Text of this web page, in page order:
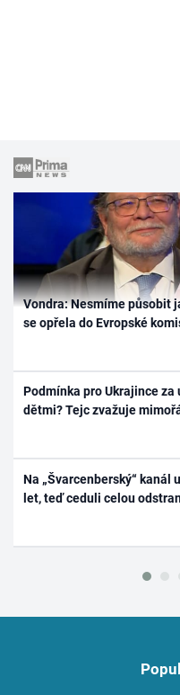
Vondra: Nesmíme působit
se opřela do Evropské
Podmínka pro Ukrajince
dětmi? Tejc zvažuje
Na „Švarcenberský“ kanál
let, teď ceduli celou